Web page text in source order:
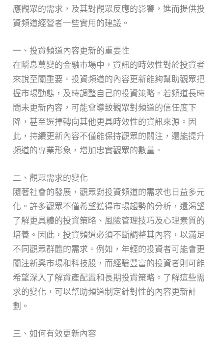
應觀眾的需求，及其對觀眾反應的影響，進而提供投
資頻道經營者一些實用的建議。
一、投資頻道內容更新的重要性
在瞬息萬變的金融市場中，資訊的時效性對於投資者
來說至關重要。投資頻道的內容更新能夠幫助觀眾把
握市場動態，及時調整自己的投資策略。若頻道長時
間未更新內容，可能會導致觀眾對頻道的信任度下
降，甚至選擇轉向其他更具時效性的資訊來源。因
此，持續更新內容不僅能保持觀眾的關注，還能提升
頻道的專業形象，增加忠實觀眾的數量。
二、觀眾需求的變化
隨著社會的發展，觀眾對投資頻道的需求也日益多元
化。許多觀眾不僅希望獲得市場趨勢的分析，還渴望
了解更具體的投資策略、風險管理技巧及心理素質的
培養。因此，投資頻道必須不斷調整其內容，以滿足
不同觀眾群體的需求。例如，年輕的投資者可能會更
關注新興市場和科技股，而經驗豐富的投資者則可能
希望深入了解資產配置和長期投資策略。了解這些需
求的變化，可以幫助頻道制定針對性的內容更新計
劃。
三、如何有效更新內容